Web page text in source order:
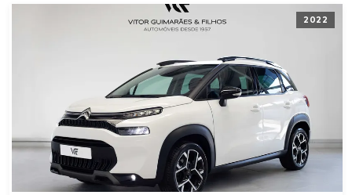
2022